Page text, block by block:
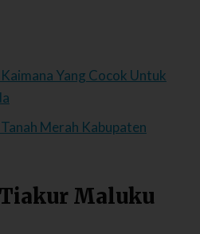
Yang Cocok Untuk
Merah Kabupaten
Maluku